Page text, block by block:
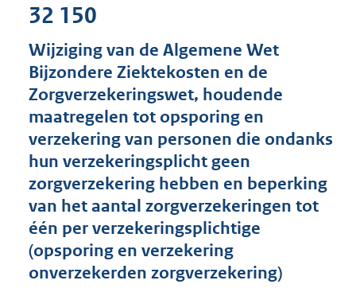
s
g
r
o
o
t
t
:
3
9
K
b
32 150
Wijziging van de Algemene Wet
Bijzondere Ziektekosten en de
Zorgverzekeringswet, houdende
maatregelen tot opsporing en
verzekering van personen die ondanks
hun verzekeringsplicht geen
zorgverzekering hebben en beperking
van het aantal zorgverzekeringen tot
één per verzekeringsplichtige
(opsporing en verzekering
onverzekerden zorgverzekering)